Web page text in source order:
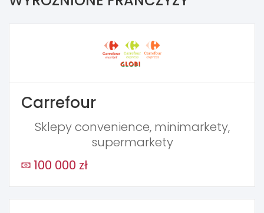
Carrefour
Sklepy convenience, minimarkety,
supermarkety
100 000 zł